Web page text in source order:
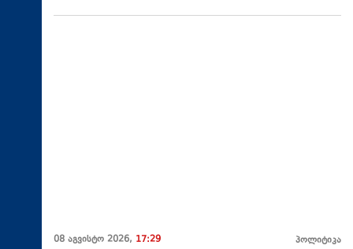
08 აგვისტო 2026, 17:29 პოლიტიკა